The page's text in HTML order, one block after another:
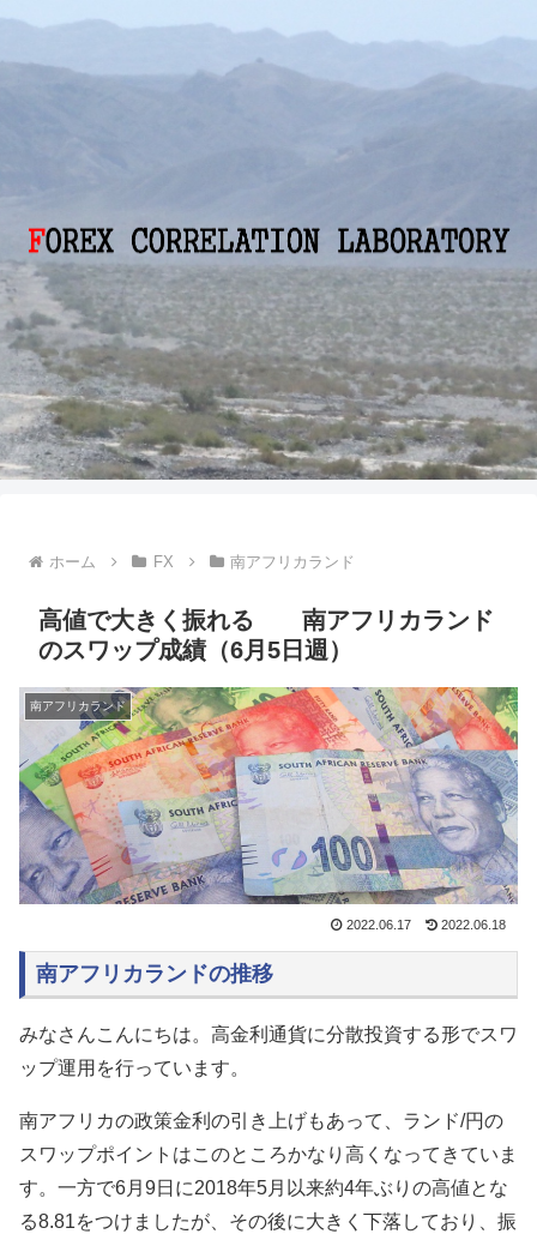
ホーム FX 南アフリカランド
高値で大きく振れる 南アフリカランド
のスワップ成績（6月5日週）
南アフリカランド
2022.06.17 2022.06.18
南アフリカランドの推移
みなさんこんにちは。高金利通貨に分散投資する形でスワ
ップ運用を行っています。
南アフリカの政策金利の引き上げもあって、ランド/円の
スワップポイントはこのところかなり高くなってきていま
す。一方で6月9日に2018年5月以来約4年ぶりの高値とな
る8.81をつけましたが、その後に大きく下落しており、振